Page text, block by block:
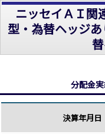
ニッセイＡＩ関
型・為替ヘッジ
分配金
決算年月日